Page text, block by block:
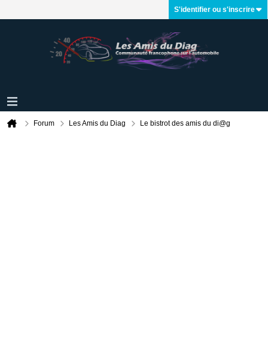
S'identifier ou s'inscrire
Forum Les Amis du Diag Le bistrot des amis du di@g